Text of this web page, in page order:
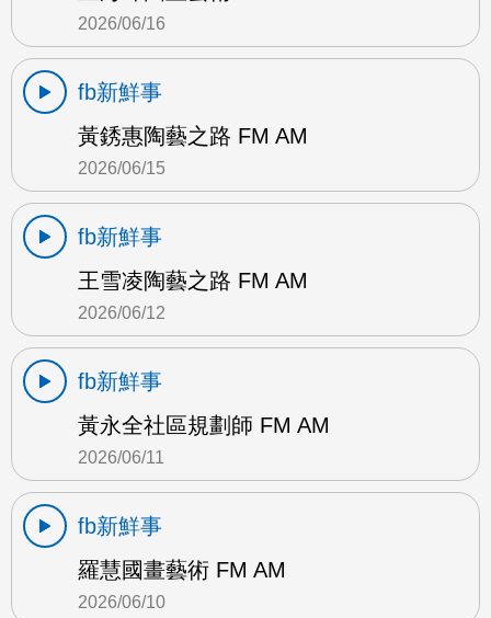
2026/06/16
fb新鮮事
黃銹惠陶藝之路 FM AM
2026/06/15
fb新鮮事
王雪凌陶藝之路 FM AM
2026/06/12
fb新鮮事
黃永全社區規劃師 FM AM
2026/06/11
fb新鮮事
羅慧國畫藝術 FM AM
2026/06/10